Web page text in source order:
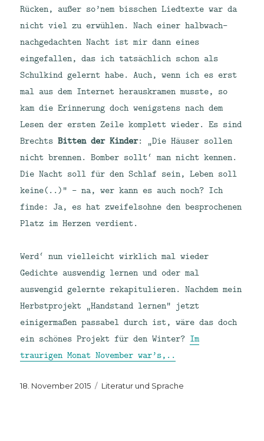
Rücken, außer so’nem bisschen Liedtexte war da
nicht viel zu erwühlen. Nach einer halbwach-
nachgedachten Nacht ist mir dann eines
eingefallen, das ich tatsächlich schon als
Schulkind gelernt habe. Auch, wenn ich es erst
mal aus dem Internet herauskramen musste, so
kam die Erinnerung doch wenigstens nach dem
Lesen der ersten Zeile komplett wieder. Es sind
BrechtsBitten der Kinder: „Die Häuser sollen
nicht brennen. Bomber sollt‘ man nicht kennen.
Die Nacht soll für den Schlaf sein, Leben soll
keine(..)“ – na, wer kann es auch noch? Ich
finde: Ja, es hat zweifelsohne den besprochenen
Platz im Herzen verdient.
Werd‘ nun vielleicht wirklich mal wieder
Gedichte auswendig lernen und oder mal
auswengid gelernte rekapitulieren. Nachdem mein
Herbstprojekt „Handstand lernen“ jetzt
einigermaßen passabel durch ist, wäre das doch
ein schönes Projekt für den Winter? Im
traurigen Monat November war’s,..
Veröffentlicht
18. November 2015 Kategorien
Literatur und Sprache